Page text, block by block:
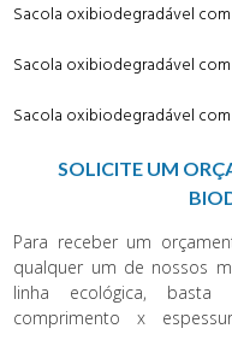
Sacola oxibiodegradável
Sacola oxibiodegradável
Sacola oxibiodegradável
SOLICITE UM
Para receber um
qualquer um de nossos
linha ecológica,
comprimento x